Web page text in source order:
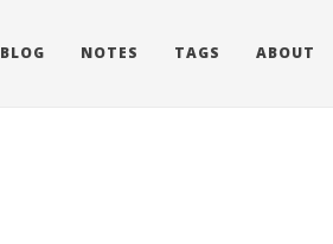
BLOG NOTES TAGS ABOUT